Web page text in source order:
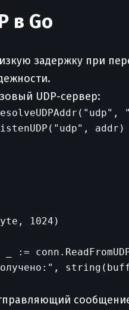
в Go
задержку при
UDP-сервер:
addr)
1024)
_ :=